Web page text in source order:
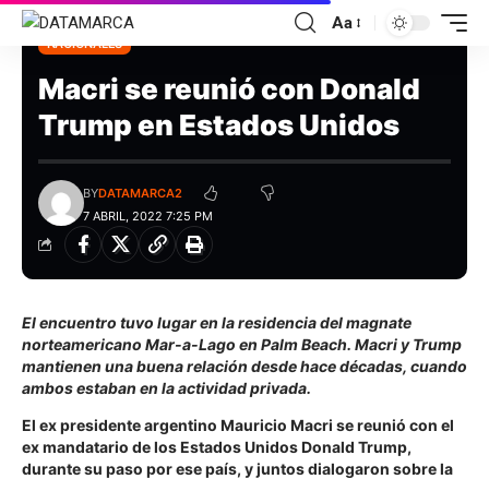
Aa
NACIONALES
Macri se reunió con Donald
Trump en Estados Unidos
7 ABRIL, 2022 7:25 PM
BYDATAMARCA2
El encuentro tuvo lugar en la residencia del magnate
norteamericano Mar-a-Lago en Palm Beach. Macri y Trump
mantienen una buena relación desde hace décadas, cuando
ambos estaban en la actividad privada.
El ex presidente argentino Mauricio Macri se reunió con el
ex mandatario de los Estados Unidos Donald Trump,
durante su paso por ese país, y juntos dialogaron sobre la